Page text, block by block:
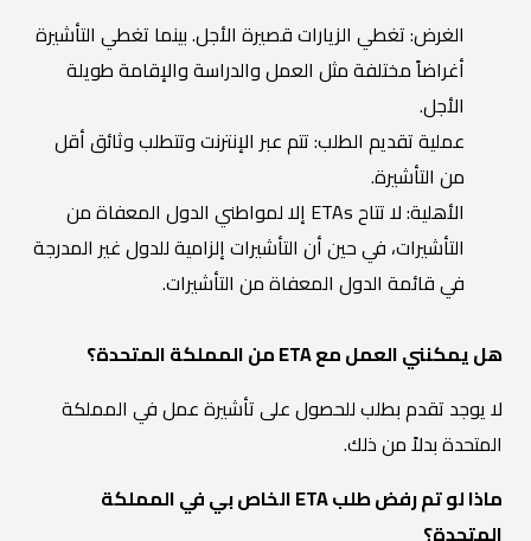
الغرض: تغطي الزيارات قصيرة الأجل. بينما تغطي التأشيرة
أغراضاً مختلفة مثل العمل والدراسة والإقامة طويلة
الأجل.
عملية تقديم الطلب: تتم عبر الإنترنت وتتطلب وثائق أقل
من التأشيرة.
الأهلية: لا تتاح ETAs إلا لمواطني الدول المعفاة من
التأشيرات، في حين أن التأشيرات إلزامية للدول غير المدرجة
في قائمة الدول المعفاة من التأشيرات.
هل يمكنني العمل مع ETA من المملكة المتحدة؟
لا يوجد تقدم بطلب للحصول على تأشيرة عمل في المملكة
المتحدة بدلاً من ذلك.
ماذا لو تم رفض طلب ETA الخاص بي في المملكة